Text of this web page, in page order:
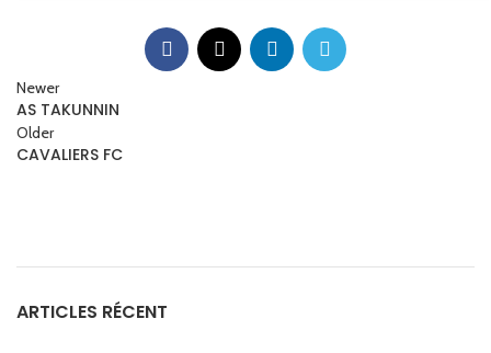
Newer
AS TAKUNNIN
Older
CAVALIERS FC
ARTICLES RÉCENT